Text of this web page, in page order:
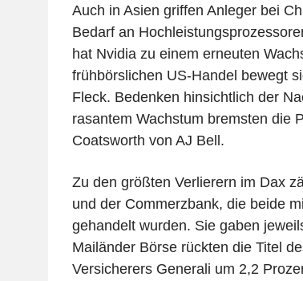
Auch in Asien griffen Anleger bei
Bedarf an
hat Nvidia zu einem erneuten
frühbörslichen US-Handel bewegt
Fleck. Bedenken hinsichtlich der
rasantem Wachstum bremsten die
Coatsworth von AJ Bell.
Zu den größten Verlierern im Dax
und der Commerzbank, die beide
gehandelt wurden. Sie gaben
Mailänder Börse rückten die Titel
Versicherers Generali um 2,2